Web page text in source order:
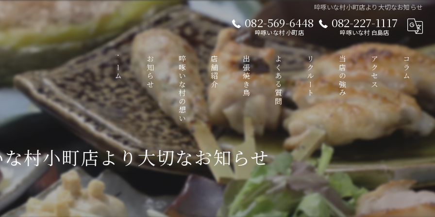
啐啄いな村小町店より大切なお知らせ
082-569-6448
啐啄いな村 小町店
082-227-1117
啐啄いな村 白島店
ホーム お知らせ 啐啄いな村の想い 店舗紹介 出張焼き鳥 よくある質問 リクルート 当店の強み
接待
ディナー
コース
アクセス
啐啄いな村 白島店
コラム
村小町店より大切なお知らせ